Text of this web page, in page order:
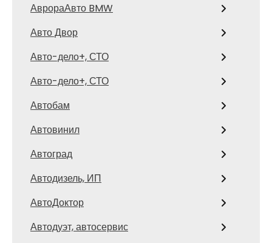
АврораАвто BMW
Авто Двор
Авто-дело+, СТО
Авто-дело+, СТО
Автобам
Автовинил
Автоград
Автодизель, ИП
АвтоДоктор
Автодуэт, автосервис